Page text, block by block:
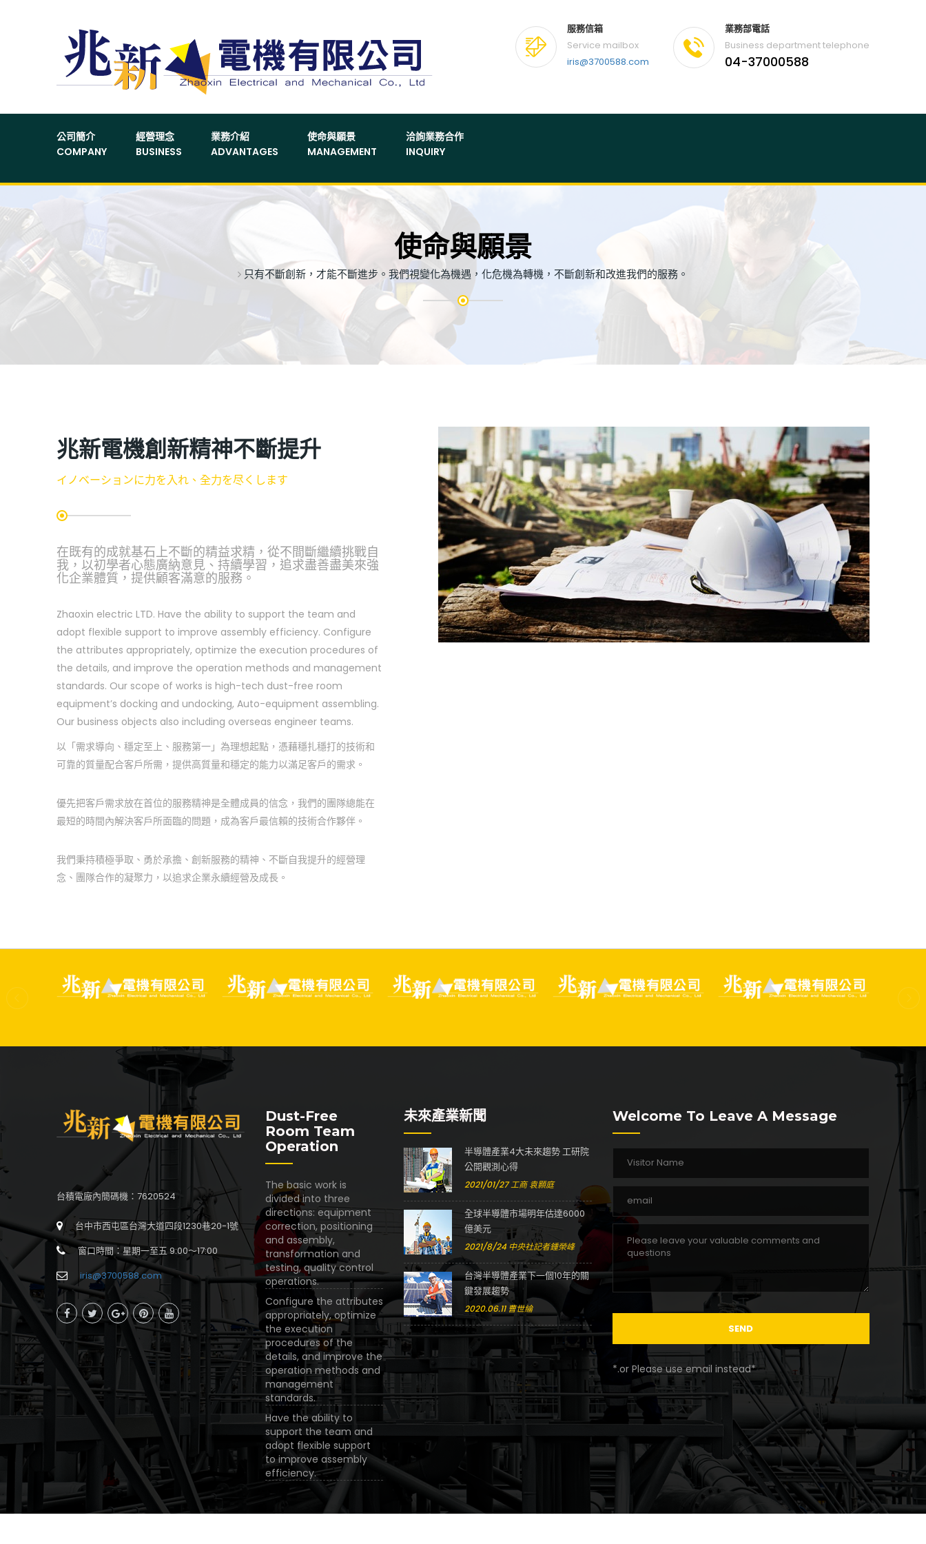
服務信箱
Service mailbox
iris@3700588.com
業務部電話
Business department telephone
04-37000588
公司簡介
COMPANY
經營理念
BUSINESS
業務介紹
ADVANTAGES
使命與願景
MANAGEMENT
洽詢業務合作
INQUIRY
使命與願景
只有不斷創新，才能不斷進步。我們視變化為機遇，化危機為轉機，不斷創新和改進我們的服務。
兆新電機創新精神不斷提升
イノベーションに力を入れ、全力を尽くします
在既有的成就基石上不斷的精益求精，從不間斷繼續挑戰自
我，以初學者心態廣納意見、持續學習，追求盡善盡美來強
化企業體質，提供顧客滿意的服務。
Zhaoxin electric LTD. Have the ability to support the team and
adopt flexible support to improve assembly efficiency. Configure
the attributes appropriately, optimize the execution procedures of
the details, and improve the operation methods and management
standards. Our scope of works is high-tech dust-free room
equipment’s docking and undocking, Auto-equipment assembling.
Our business objects also including overseas engineer teams.
以「需求導向、穩定至上、服務第一」為理想起點，憑藉穩扎穩打的技術和
可靠的質量配合客戶所需，提供高質量和穩定的能力以滿足客戶的需求。
優先把客戶需求放在首位的服務精神是全體成員的信念，我們的團隊總能在
最短的時間內解決客戶所面臨的問題，成為客戶最信賴的技術合作夥伴。
我們秉持積極爭取、勇於承擔、創新服務的精神、不斷自我提升的經營理
念、團隊合作的凝聚力，以追求企業永續經營及成長。
台積電廠內簡碼機：7620524
台中市西屯區台灣大道四段1230巷20-1號
窗口時間：星期一至五 9:00〜17:00
iris@3700588.com
Dust-Free
Room Team
Operation
The basic work is
divided into three
directions: equipment
correction, positioning
and assembly,
transformation and
testing, quality control
operations.
Configure the attributes
appropriately, optimize
the execution
procedures of the
details, and improve the
operation methods and
management
standards.
Have the ability to
support the team and
adopt flexible support
to improve assembly
efficiency.
未來產業新聞
半導體產業4大未來趨勢 工研院
公開觀測心得
2021/01/27 工商 袁顥庭
全球半導體市場明年估達6000
億美元
2021/8/24 中央社記者鍾榮峰
台灣半導體產業下一個10年的關
鍵發展趨勢
2020.06.11 曹世綸
Welcome To Leave A Message
SEND
*.or Please use email instead*